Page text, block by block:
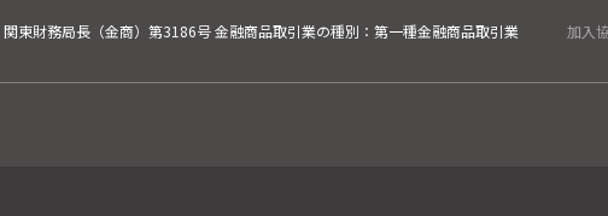
東財務局長（金商）第3186号 金融商品取引業の種別：第一種金融商品取引業 加入